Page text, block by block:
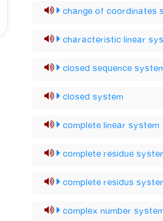
change of coordinates
characteristic linear
closed sequence
closed system
complete linear system
complete residue
complete residus
complex number